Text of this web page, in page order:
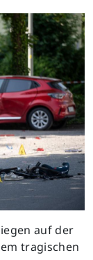
auf der
tragischen